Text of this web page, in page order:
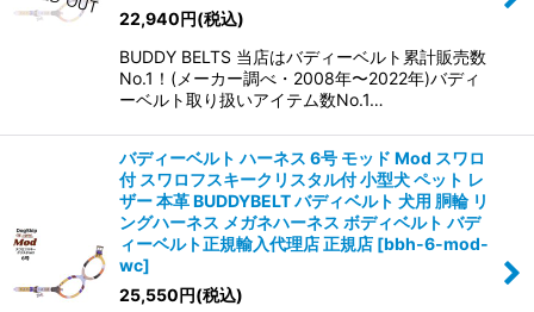
22,940円(税込)
BUDDY BELTS 当店はバディーベルト累計販売数
No.1！(メーカー調べ・2008年〜2022年)バディ
ーベルト取り扱いアイテム数No.1…
バディーベルト ハーネス 6号 モッド Mod スワロ
付 スワロフスキークリスタル付 小型犬 ペット レ
ザー 本革 BUDDYBELT バディベルト 犬用 胴輪 リ
ングハーネス メガネハーネス ボディベルト バデ
ィーベルト正規輸入代理店 正規店 [bbh-6-mod-
wc]
25,550円(税込)